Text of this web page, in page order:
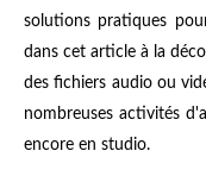
solutions pratiques
dans cet article à la
des fichiers audio ou
nombreuses activités
encore en studio.